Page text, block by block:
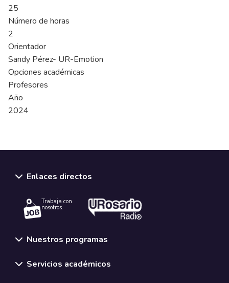
25
Número de horas
2
Orientador
Sandy Pérez- UR-Emotion
Opciones académicas
Profesores
Año
2024
Enlaces directos
Trabaja con
nosotros.
Nuestros programas
Servicios académicos